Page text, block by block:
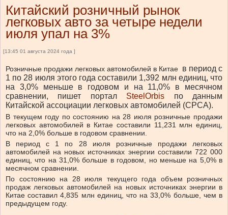
Китайский розничный рынок
легковых авто за четыре недели
июля упал на 3%
[13:45 01 августа 2024 года ]
Розничные продажи легковых автомобилей в Китае в период с
1 по 28 июля этого года составили 1,392 млн единиц, что
на 3,0% меньше в годовом и на 11,0% в месячном
сравнении, пишет порталSteelOrbis по данным
Китайской ассоциации легковых автомобилей (CPCA).
В текущем году по состоянию на 28 июля розничные продажи
легковых автомобилей в Китае составили 11,231 млн единиц,
что на 2,0% больше в годовом сравнении.
В период с 1 по 28 июля розничные продажи легковых
автомобилей на новых источниках энергии составили 722 000
единиц, что на 31,0% больше в годовом, но меньше на 5,0% в
месячном сравнении.
По состоянию на 28 июля текущего года объем розничных
продаж легковых автомобилей на новых источниках энергии в
Китае составил 4,835 млн единиц, что на 33,0% больше, чем в
предыдущем году.